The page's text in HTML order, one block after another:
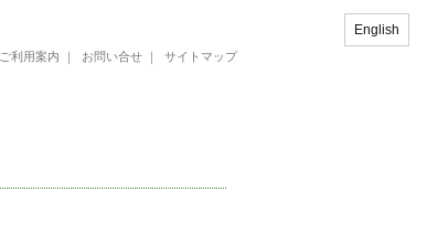
ご利用案内 ｜ お問い合せ ｜ サイトマップ
English